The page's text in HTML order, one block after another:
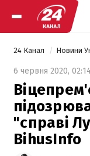
24 Канал Новини
6 червня 2020, 02:14
"справі
BihusInfo